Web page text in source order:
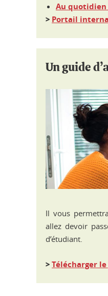
Au
> Portail
Un guide
Il vous
allez devoir
d’étudiant.
>Télécharger